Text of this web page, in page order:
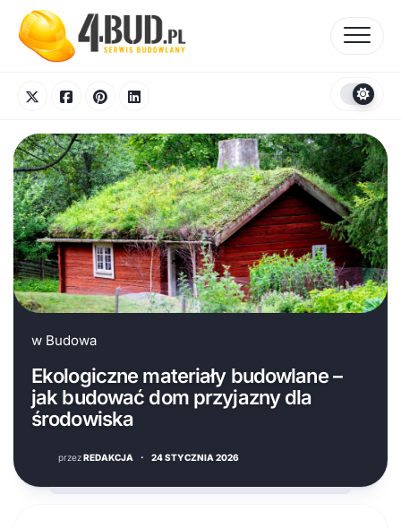
content
w Budowa
Ekologiczne materiały budowlane –
jak budować dom przyjazny dla
środowiska
przezREDAKCJA · 24 STYCZNIA 2026